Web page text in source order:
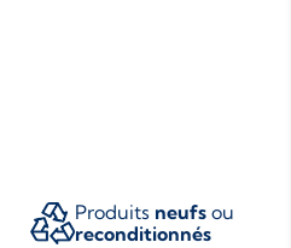
Produits neufs ou
reconditionnés